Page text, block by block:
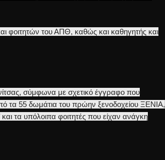
φοιτητών του ΑΠΘ, καθώς και καθηγητής και
σύμφωνα με σχετικό έγγραφο που
τα 55 δωμάτια του πρώην ξενοδοχείου ΞΕΝΙΑ,
τα υπόλοιπα φοιτητές που είχαν ανάγκη